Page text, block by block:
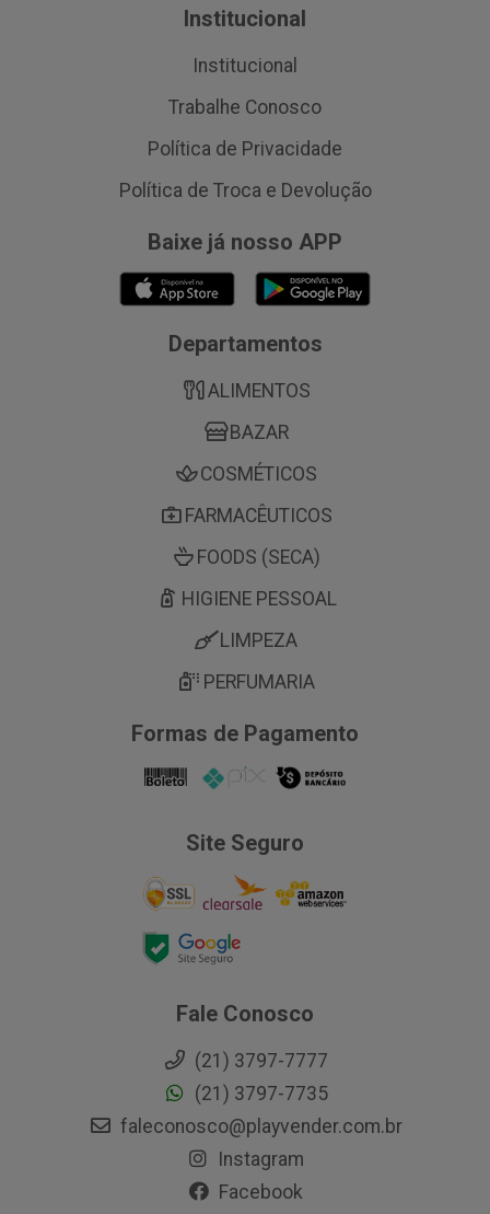
Institucional
Institucional
Trabalhe Conosco
Política de Privacidade
Política de Troca e Devolução
Baixe já nosso APP
Departamentos
ALIMENTOS
BAZAR
COSMÉTICOS
FARMACÊUTICOS
FOODS (SECA)
HIGIENE PESSOAL
LIMPEZA
PERFUMARIA
Formas de Pagamento
Site Seguro
Fale Conosco
(21) 3797-7777
(21) 3797-7735
faleconosco@playvender.com.br
Instagram
Facebook